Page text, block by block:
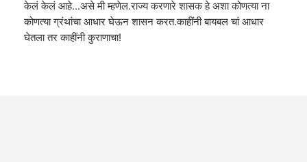
केलं केलं आहे...असे मी म्हणेल.राज्य करणारे शासक हे अशा कोणत्या ना
कोणत्या ग्रंथांचा आधार घेऊन शासन करत.काहींनी बायबल चां आधार
घेतला तर काहींनी कुराणाचा!